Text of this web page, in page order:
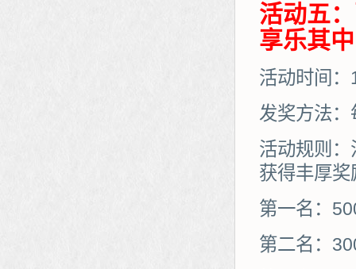
活动五
享乐其中
活动时间
发奖方法：
活动规则
获得丰厚
第一名：
第二名：